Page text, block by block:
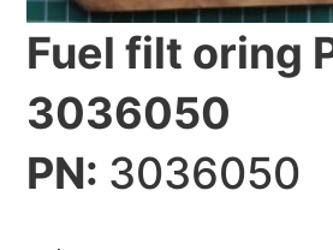
Fuel filt oring
3036050
PN: 3036050